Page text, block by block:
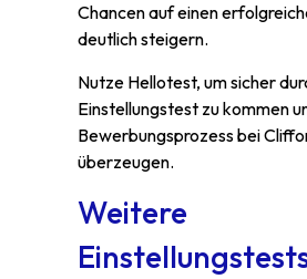
Chancen auf einen
deutlich steigern.
Nutze Hellotest, um sicher
Einstellungstest zu kommen
Bewerbungsprozess bei
überzeugen.
Weitere